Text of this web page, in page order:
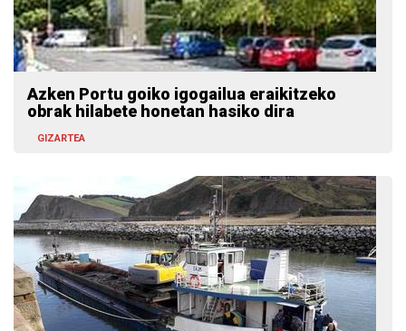
Azken Portu goiko igogailua eraikitzeko
obrak hilabete honetan hasiko dira
GIZARTEA